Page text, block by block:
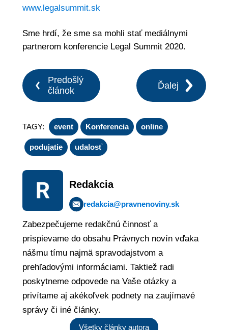
www.legalsummit.sk
Sme hrdí, že sme sa mohli stať mediálnymi
partnerom konferencie Legal Summit 2020.
Predošlý
článok
Ďalej
TAGY: event Konferencia online
podujatie udalosť
Redakcia
redakcia@pravnenoviny.sk
Zabezpečujeme redakčnú činnosť a
prispievame do obsahu Právnych novín vďaka
nášmu tímu najmä spravodajstvom a
prehľadovými informáciami. Taktiež radi
poskytneme odpovede na Vaše otázky a
privítame aj akékoľvek podnety na zaujímavé
správy či iné články.
Všetky články autora